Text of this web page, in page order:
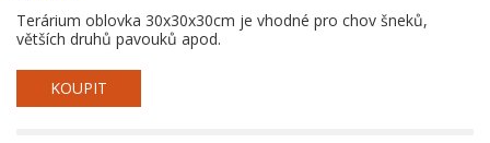
Terárium oblovka 30x30x30cm je vhodné pro chov šneků,
větších druhů pavouků apod.
KOUPIT